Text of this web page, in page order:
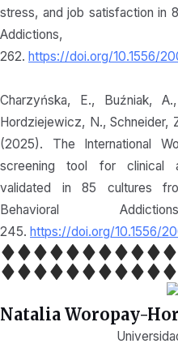
stress, and job satisfaction in
262. https://doi.org/10.1556/
Charzyńska, E., Buźniak,
Hordziejewicz, N., Schneider,
(2025). The International
screening tool for clinical
validated in 85 cultures
Behavioral
245. https://doi.org/10.1556/
Natalia Woropay-